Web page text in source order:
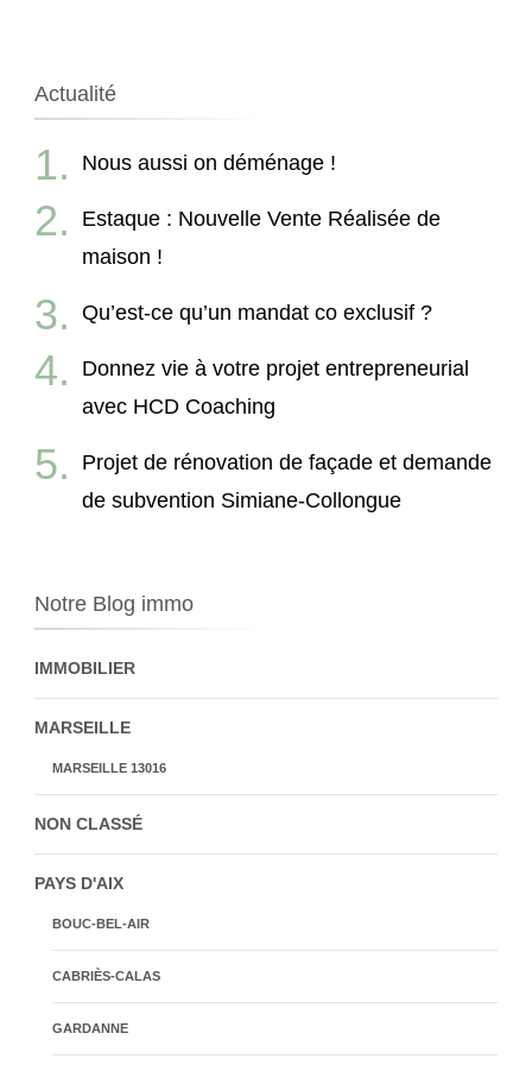
Actualité
Nous aussi on déménage !
Estaque : Nouvelle Vente Réalisée de
maison !
Qu’est-ce qu’un mandat co exclusif ?
Donnez vie à votre projet entrepreneurial
avec HCD Coaching
Projet de rénovation de façade et demande
de subvention Simiane-Collongue
Notre Blog immo
IMMOBILIER
MARSEILLE
MARSEILLE 13016
NON CLASSÉ
PAYS D'AIX
BOUC-BEL-AIR
CABRIÈS-CALAS
GARDANNE